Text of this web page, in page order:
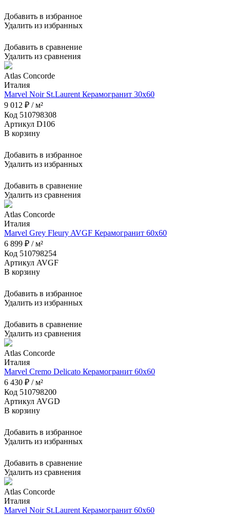
Добавить в избранное
Удалить из избранных
Добавить в сравнение
Удалить из сравнения
Atlas Concorde
Италия
Marvel Noir St.Laurent Керамогранит 30x60
9 012 ₽ / м²
Код 510798308
Артикул D106
В корзину
Добавить в избранное
Удалить из избранных
Добавить в сравнение
Удалить из сравнения
Atlas Concorde
Италия
Marvel Grey Fleury AVGF Керамогранит 60x60
6 899 ₽ / м²
Код 510798254
Артикул AVGF
В корзину
Добавить в избранное
Удалить из избранных
Добавить в сравнение
Удалить из сравнения
Atlas Concorde
Италия
Marvel Cremo Delicato Керамогранит 60x60
6 430 ₽ / м²
Код 510798200
Артикул AVGD
В корзину
Добавить в избранное
Удалить из избранных
Добавить в сравнение
Удалить из сравнения
Atlas Concorde
Италия
Marvel Noir St.Laurent Керамогранит 60x60